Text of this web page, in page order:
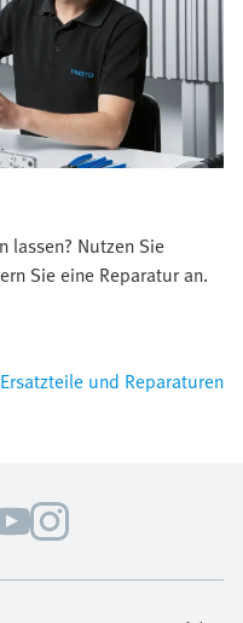
lassen? Nutzen Sie
Sie eine Reparatur an.
Ersatzteile und Reparaturen